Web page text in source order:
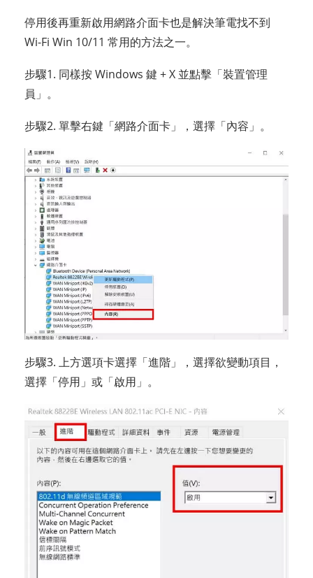
停用後再重新啟用網路介面卡也是解決筆電找不到
Wi-Fi Win 10/11 常用的方法之一。
步驟1. 同樣按 Windows 鍵 + X 並點擊「裝置管理
員」。
步驟2. 單擊右鍵「網路介面卡」，選擇「內容」。
步驟3. 上方選項卡選擇「進階」，選擇欲變動項目，
選擇「停用」或「啟用」。